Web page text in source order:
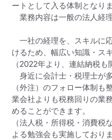
ートとして入る体制となりま
業務内容は一般の法人経
一社の経理を、スキルに
けるため、幅広い知識・ス
（2022年より、連結納税も
身近に会計士・税理士が
（外注）のフォロー体制も
業会社よりも税務回りの業
めることができます。
（法人税・所得税・消費税
よる勉強会も実施しておりま